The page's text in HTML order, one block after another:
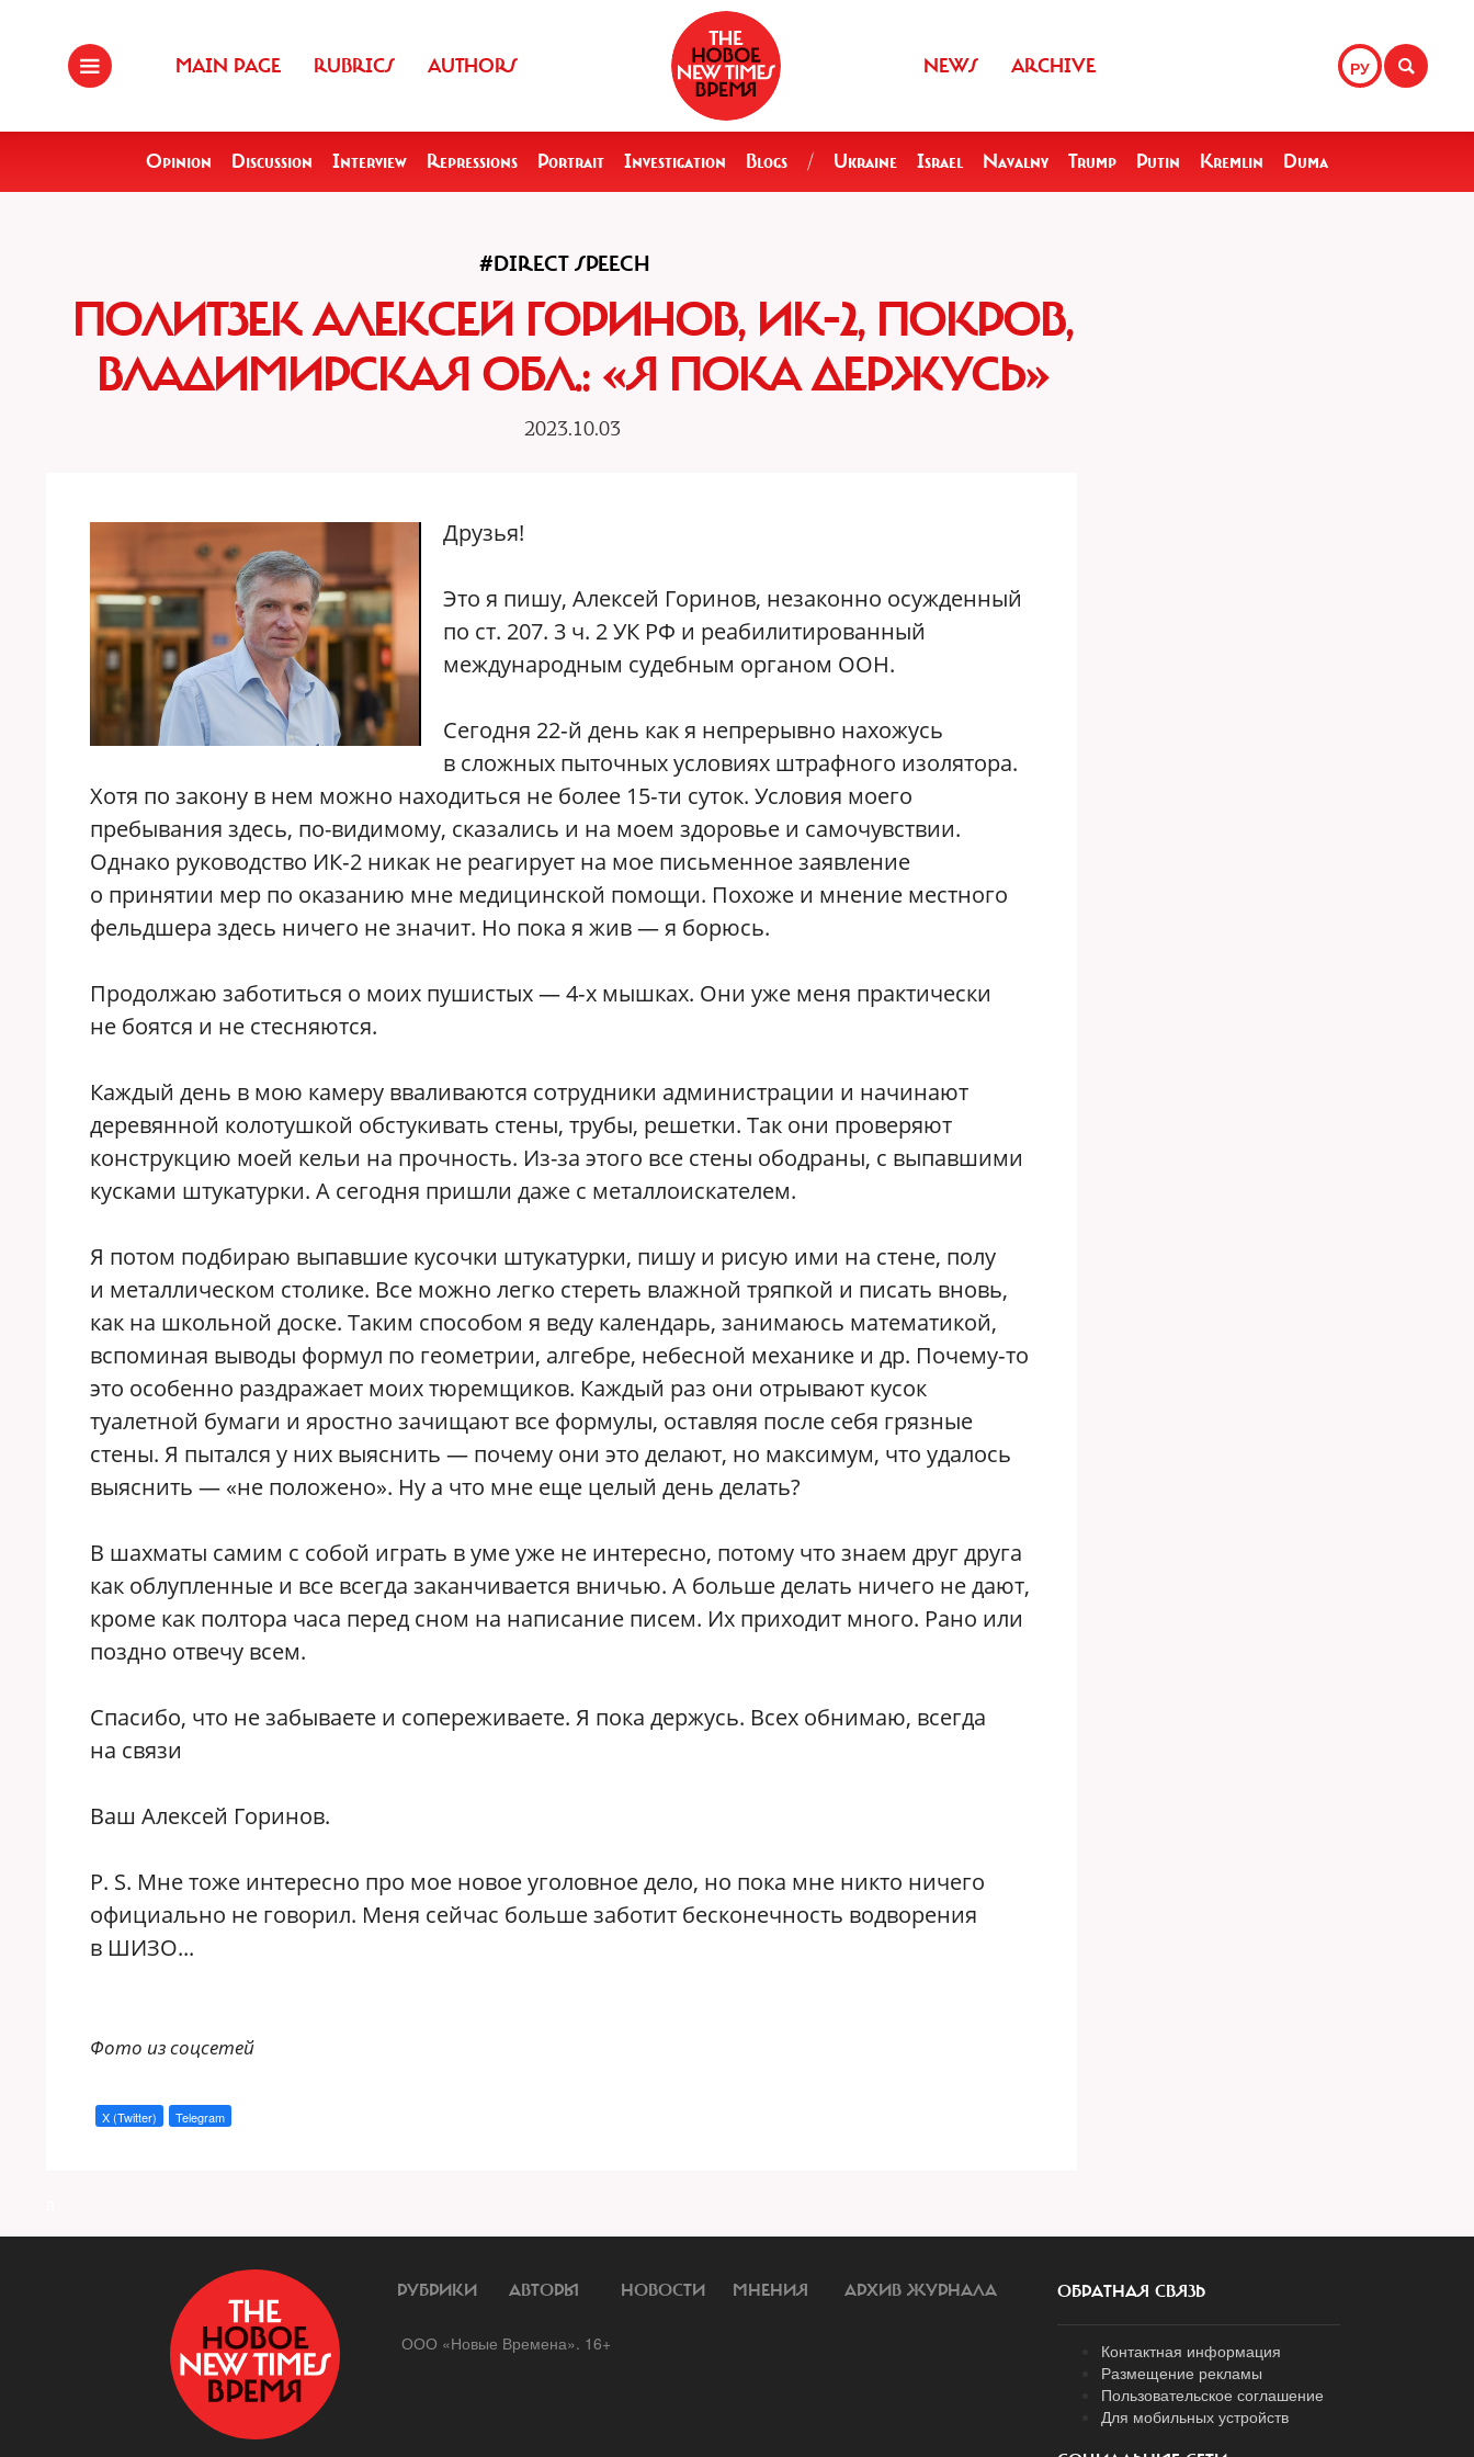
MAIN PAGE RUBRICS AUTHORS РУ
NEWS ARCHIVE
Opinion Discussion Interview Repressions Portrait Investigation Blogs / Ukraine Israel Navalny Trump Putin Kremlin Duma
#DIRECT SPEECH
ПОЛИТЗЕК АЛЕКСЕЙ ГОРИНОВ, ИК-2, ПОКРОВ,
ВЛАДИМИРСКАЯ ОБЛ.: «Я ПОКА ДЕРЖУСЬ»
2023.10.03
Друзья!
Это я пишу, Алексей Горинов, незаконно осужденный
по ст. 207. 3 ч. 2 УК РФ и реабилитированный
международным судебным органом ООН.
Сегодня 22‑й день как я непрерывно нахожусь
в сложных пыточных условиях штрафного изолятора.
Хотя по закону в нем можно находиться не более 15‑ти суток. Условия моего
пребывания здесь, по-видимому, сказались и на моем здоровье и самочувствии.
Однако руководство ИК‑2 никак не реагирует на мое письменное заявление
о принятии мер по оказанию мне медицинской помощи. Похоже и мнение местного
фельдшера здесь ничего не значит. Но пока я жив — я борюсь.
Продолжаю заботиться о моих пушистых — 4‑х мышках. Они уже меня практически
не боятся и не стесняются.
Каждый день в мою камеру вваливаются сотрудники администрации и начинают
деревянной колотушкой обстукивать стены, трубы, решетки. Так они проверяют
конструкцию моей кельи на прочность. Из-за этого все стены ободраны, с выпавшими
кусками штукатурки. А сегодня пришли даже с металлоискателем.
Я потом подбираю выпавшие кусочки штукатурки, пишу и рисую ими на стене, полу
и металлическом столике. Все можно легко стереть влажной тряпкой и писать вновь,
как на школьной доске. Таким способом я веду календарь, занимаюсь математикой,
вспоминая выводы формул по геометрии, алгебре, небесной механике и др. Почему‑то
это особенно раздражает моих тюремщиков. Каждый раз они отрывают кусок
туалетной бумаги и яростно зачищают все формулы, оставляя после себя грязные
стены. Я пытался у них выяснить — почему они это делают, но максимум, что удалось
выяснить — «не положено». Ну а что мне еще целый день делать?
В шахматы самим с собой играть в уме уже не интересно, потому что знаем друг друга
как облупленные и все всегда заканчивается вничью. А больше делать ничего не дают,
кроме как полтора часа перед сном на написание писем. Их приходит много. Рано или
поздно отвечу всем.
Спасибо, что не забываете и сопереживаете. Я пока держусь. Всех обнимаю, всегда
на связи
Ваш Алексей Горинов.
P. S. Мне тоже интересно про мое новое уголовное дело, но пока мне никто ничего
официально не говорил. Меня сейчас больше заботит бесконечность водворения
в ШИЗО...
Фото из соцсетей
X (Twitter) Telegram
РУБРИКИ АВТОРЫ НОВОСТИ МНЕНИЯ АРХИВ ЖУРНАЛА
ООО «Новые Времена». 16+
ОБРАТНАЯ СВЯЗЬ
Контактная информация
Размещение рекламы
Пользовательское соглашение
Для мобильных устройств